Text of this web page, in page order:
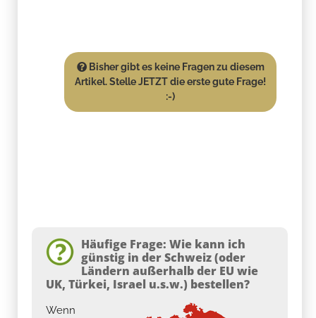
Bisher gibt es keine Fragen zu diesem
Artikel. Stelle JETZT die erste gute Frage!
:-)
Häufige Frage: Wie kann ich
günstig in der Schweiz (oder
Ländern außerhalb der EU wie
UK, Türkei, Israel u.s.w.) bestellen?
Wenn